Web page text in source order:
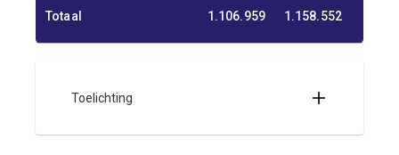
Totaal 1.106.959 1.158.552
Toelichting